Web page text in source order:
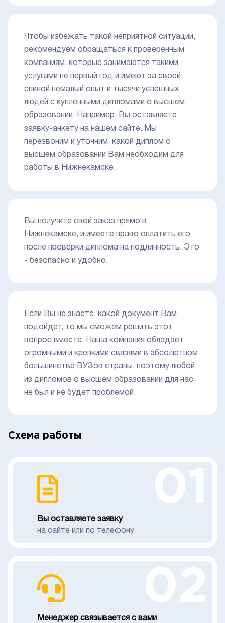
Чтобы избежать такой неприятной ситуации,
рекомендуем обращаться к проверенным
компаниям, которые занимаются такими
услугами не первый год и имеют за своей
спиной немалый опыт и тысячи успешных
людей с купленными дипломами о высшем
образовании. Например, Вы оставляете
заявку-анкету на нашем сайте. Мы
перезвоним и уточним, какой диплом о
высшем образовании Вам необходим для
работы в Нижнекамске.
Вы получите свой заказ прямо в
Нижнекамске, и имеете право оплатить его
после проверки диплома на подлинность. Это
- безопасно и удобно.
Если Вы не знаете, какой документ Вам
подойдет, то мы сможем решить этот
вопрос вместе. Наша компания обладает
огромными и крепкими связями в абсолютном
большинстве ВУЗов страны, поэтому любой
из дипломов о высшем образовании для нас
не был и не будет проблемой.
Схема работы
Вы оставляете заявку
на сайте или по телефону
Менеджер связывается с вами